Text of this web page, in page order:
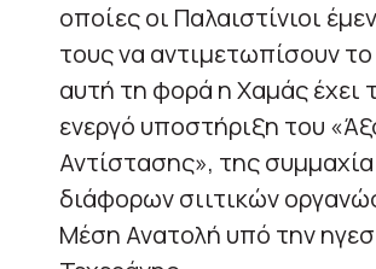
οποίες οι Παλαιστίνιοι
τους να αντιμετωπίσουν το
αυτή τη φορά η Χαμάς έχει
ενεργό υποστήριξη του
Αντίστασης», της συμμαχία
διάφορων σιιτικών
Μέση Ανατολή υπό την